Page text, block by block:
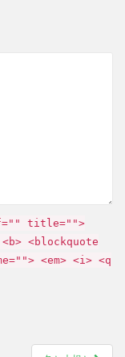
title="">
<blockquote
<em> <i> <q